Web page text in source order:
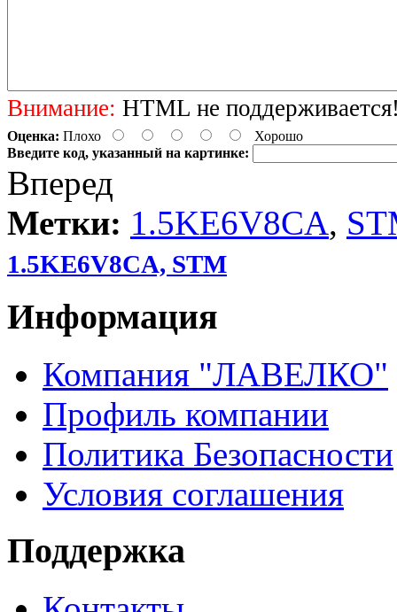
Внимание: HTML не
Оценка: Плохо
Хорошо
Введите код, указанный на картинке:
Вперед
Метки: 1.5KE6V8CA,
1.5KE6V8CA, STM
Информация
Компания "ЛАВЕЛКО"
Профиль компании
Политика Безопасности
Условия соглашения
Поддержка